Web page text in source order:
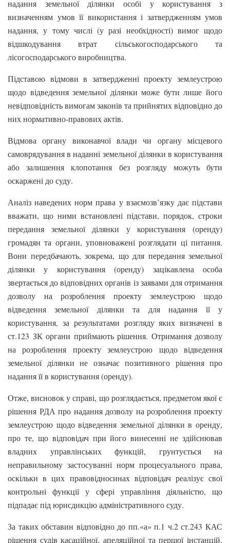
надання земельної ділянки особі у користування з
визначенням умов її використання і затвердженням умов
надання, у тому числі (у разі необхідності) вимог щодо
відшкодування втрат сільськогосподарського та
лісогосподарського виробництва.
Підставою відмови в затвердженні проекту землеустрою
щодо відведення земельної ділянки може бути лише його
невідповідність вимогам законів та прийнятих відповідно до
них нормативно-правових актів.
Відмова органу виконавчої влади чи органу місцевого
самоврядування в наданні земельної ділянки в користування
або залишення клопотання без розгляду можуть бути
оскаржені до суду.
Аналіз наведених норм права у взаємозв’язку дає підстави
вважати, що ними встановлені підстави, порядок, строки
передання земельної ділянки у користування (оренду)
громадян та органи, уповноважені розглядати ці питання.
Вони передбачають, зокрема, що для передання земельної
ділянки у користування (оренду) зацікавлена особа
звертається до відповідних органів із заявами для отримання
дозволу на розроблення проекту землеустрою щодо
відведення земельної ділянки та для надання її у
користування, за результатами розгляду яких визначені в
ст.123 ЗК органи приймають рішення. Отримання дозволу
на розроблення проекту землеустрою щодо відведення
земельної ділянки не означає позитивного рішення про
надання її в користування (оренду).
Отже, висновок у справі, що розглядається, предметом якої є
рішення РДА про надання дозволу на розроблення проекту
землеустрою щодо відведення земельної ділянки в оренду,
про те, що відповідач при його винесенні не здійснював
владних управлінських функцій, грунтується на
неправильному застосуванні норм процесуального права,
оскільки в цих правовідносинах відповідач реалізує свої
контрольні функції у сфері управління діяльністю, що
підпадає під юрисдикцію адміністративного суду.
За таких обставин відповідно до пп.«а» п.1 ч.2 ст.243 КАС
рішення судів касаційної, апеляційної та першої інстанцій,